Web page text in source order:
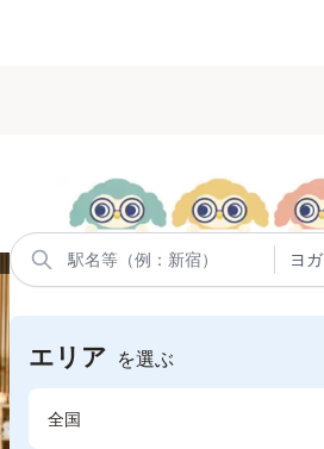
エリア を選ぶ
全国